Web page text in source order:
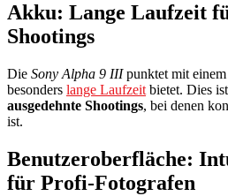
Akku: Lange Laufzeit
Shootings
Die Sony Alpha 9 IIIpunktet mit einem
besonders lange Laufzeit bietet. Dies
ausgedehnte Shootings, bei denen
ist.
Benutzeroberfläche:
für Profi-Fotografen